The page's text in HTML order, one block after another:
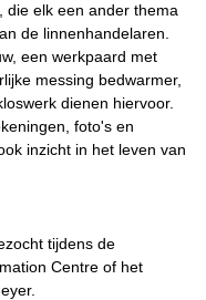
die elk een ander thema
de linnenhandelaren.
een werkpaard met
messing bedwarmer,
dienen hiervoor.
foto's en
inzicht in het leven van
tijdens de
Centre of het